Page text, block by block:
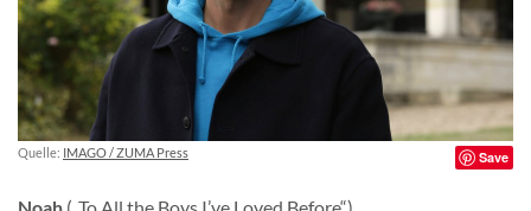
Quelle: IMAGO / ZUMA Press Save